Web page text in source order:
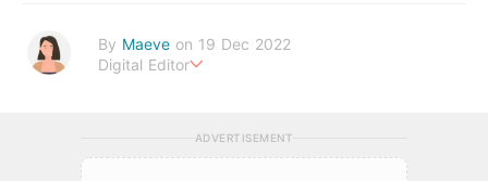
By Maeve on 19 Dec 2022
Digital Editor
ADVERTISEMENT